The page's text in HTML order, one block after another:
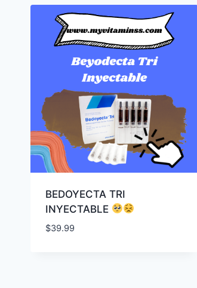
BEDOYECTA TRI
INYECTABLE
$39.99